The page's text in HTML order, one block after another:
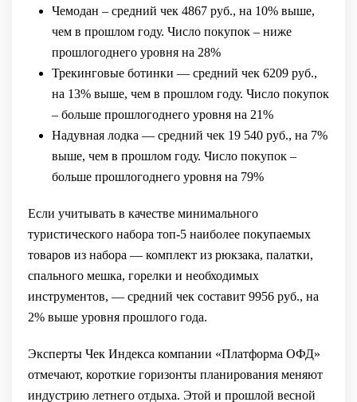
Чемодан – средний чек 4867 руб., на 10% выше,
чем в прошлом году. Число покупок – ниже
прошлогоднего уровня на 28%
Трекинговые ботинки — средний чек 6209 руб.,
на 13% выше, чем в прошлом году. Число покупок
– больше прошлогоднего уровня на 21%
Надувная лодка — средний чек 19 540 руб., на 7%
выше, чем в прошлом году. Число покупок –
больше прошлогоднего уровня на 79%
Если учитывать в качестве минимального
туристического набора топ-5 наиболее покупаемых
товаров из набора — комплект из рюкзака, палатки,
спального мешка, горелки и необходимых
инструментов, — средний чек составит 9956 руб., на
2% выше уровня прошлого года.
Эксперты Чек Индекса компании «Платформа ОФД»
отмечают, короткие горизонты планирования меняют
индустрию летнего отдыха. Этой и прошлой весной